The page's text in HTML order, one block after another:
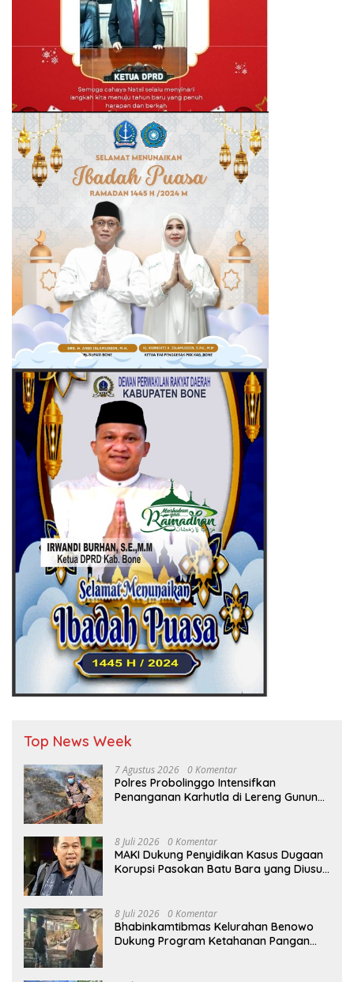
Top News Week
7 Agustus 2026 0 Komentar
Polres Probolinggo Intensifkan
Penanganan Karhutla di Lereng Gunung
8 Juli 2026 0 Komentar
MAKI Dukung Penyidikan Kasus Dugaan
Korupsi Pasokan Batu Bara yang Diusut
8 Juli 2026 0 Komentar
Bhabinkamtibmas Kelurahan Benowo
Dukung Program Ketahanan Pangan